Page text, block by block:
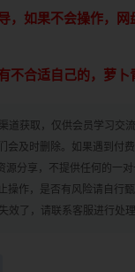
，如果不会操作，
不合适自己的，萝
道获取，仅供会员学习交
及时删除。如果遇到付
分享，不提供任何的一
作，是否有风险请自行甄
效了，请联系客服进行处理